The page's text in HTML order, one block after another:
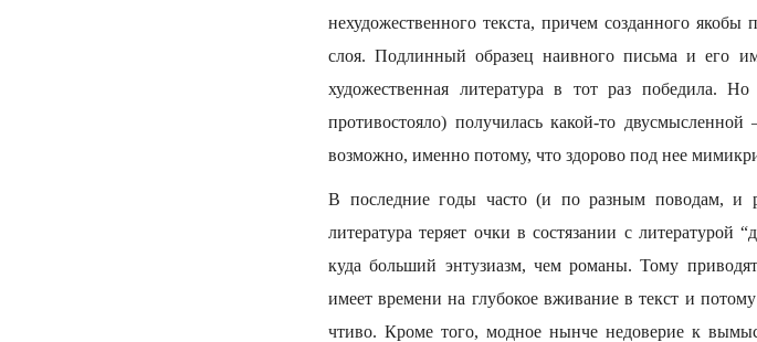
нехудожественного текста, причем созданного якобы
слоя. Подлинный образец наивного письма и его
художественная литература в тот раз победила.
противостояло) получилась какой-то
возможно, именно потому, что здорово под нее
В последние годы часто (и по разным поводам, и
литература теряет очки в состязании с
куда больший энтузиазм, чем романы. Тому
имеет времени на глубокое вживание в текст и
чтиво. Кроме того, модное нынче недоверие к